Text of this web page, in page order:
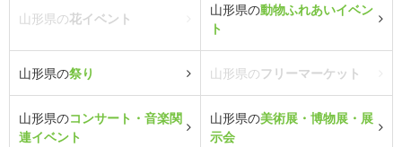
山形県の花イベント
山形県の動物ふれあいイベン
ト
山形県の祭り 山形県のフリーマーケット
山形県のコンサート・音楽関
連イベント
山形県の美術展・博物展・展
示会